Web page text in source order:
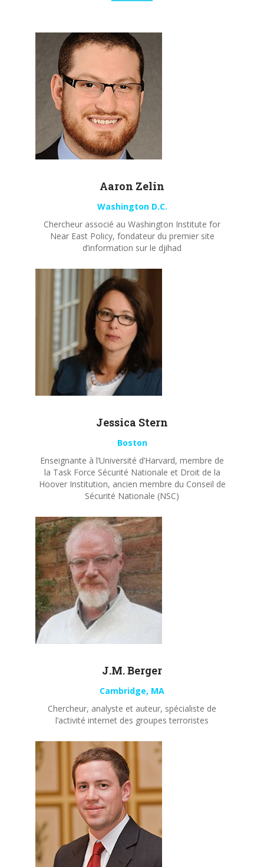
Aaron Zelin
Washington D.C.
Chercheur associé au Washington Institute for
Near East Policy, fondateur du premier site
d’information sur le djihad
Jessica Stern
Boston
Enseignante à l’Université d’Harvard, membre de
la Task Force Sécurité Nationale et Droit de la
Hoover Institution, ancien membre du Conseil de
Sécurité Nationale (NSC)
J.M. Berger
Cambridge, MA
Chercheur, analyste et auteur, spécialiste de
l’activité internet des groupes terroristes